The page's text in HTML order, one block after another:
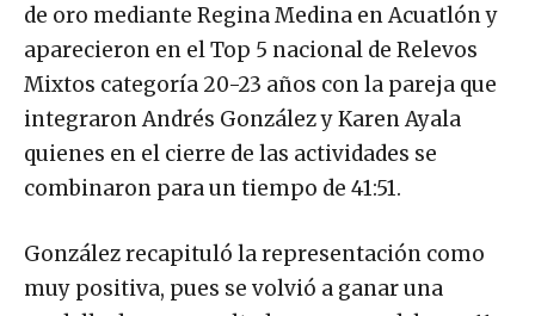
de oro mediante Regina Medina en Acuatlón y
aparecieron en el Top 5 nacional de Relevos
Mixtos categoría 20-23 años con la pareja que
integraron Andrés González y Karen Ayala
quienes en el cierre de las actividades se
combinaron para un tiempo de 41:51.
González recapituló la representación como
muy positiva, pues se volvió a ganar una